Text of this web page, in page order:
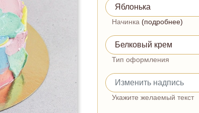
Начинка (подробнее)
Тип оформления
Укажите желаемый текст